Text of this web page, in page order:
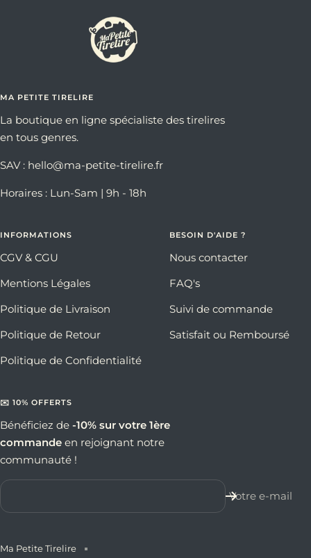
MA PETITE TIRELIRE
La boutique en ligne spécialiste des tirelires
en tous genres.
SAV : hello@ma-petite-tirelire.fr
Horaires : Lun-Sam | 9h - 18h
INFORMATIONS
CGV & CGU
Mentions Légales
Politique de Livraison
Politique de Retour
Politique de Confidentialité
BESOIN D'AIDE ?
Nous contacter
FAQ's
Suivi de commande
Satisfait ou Remboursé
✉️ 10% OFFERTS
Bénéficiez de -10% sur votre 1ère
commande en rejoignant notre
communauté !
Votre e-mail
Ma Petite Tirelire